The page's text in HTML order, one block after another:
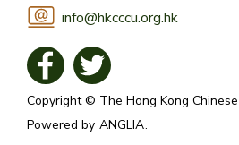
info@hkcccu.org.hk
Copyright © The Hong Kong
Powered by ANGLIA.